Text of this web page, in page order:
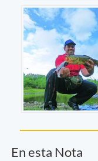
En esta Nota